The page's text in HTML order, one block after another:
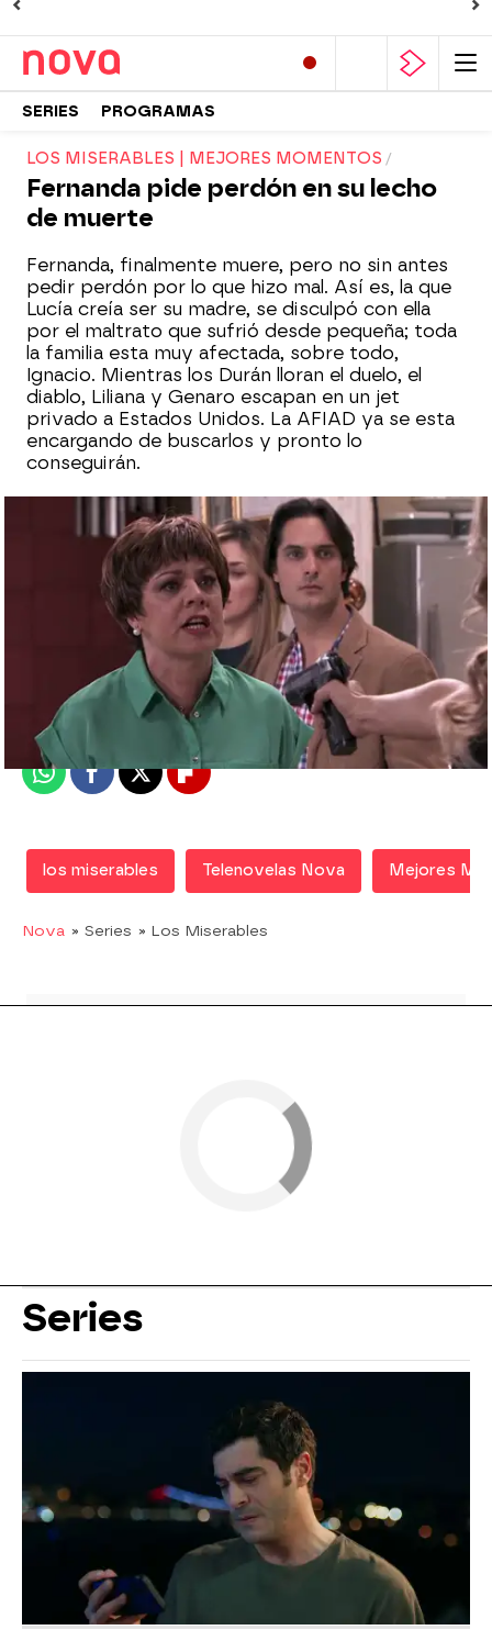
SERIES PROGRAMAS
LOS MISERABLES | MEJORES MOMENTOS
Fernanda pide perdón en su lecho
de muerte
Fernanda, finalmente muere, pero no sin antes
pedir perdón por lo que hizo mal. Así es, la que
Lucía creía ser su madre, se disculpó con ella
por el maltrato que sufrió desde pequeña; toda
la familia esta muy afectada, sobre todo,
Ignacio. Mientras los Durán lloran el duelo, el
diablo, Liliana y Genaro escapan en un jet
privado a Estados Unidos. La AFIAD ya se esta
encargando de buscarlos y pronto lo
conseguirán.
Madrid
Publicado: 02 de junio de 2015, 09:04
WhatsappFacebook
X Flipboard
los miserables Telenovelas Nova Mejores
Nova » Series » Los Miserables
Series